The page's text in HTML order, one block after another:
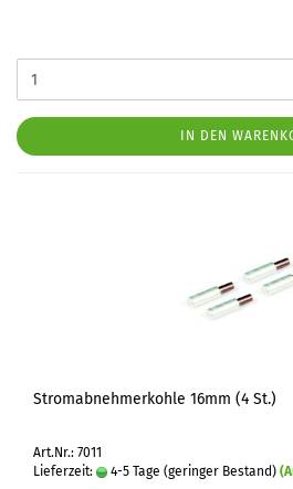
IN DEN
Stromabnehmerkohle 16mm (4 St.)
Art.Nr.: 7011
Lieferzeit:
4-5 Tage (geringer Bestand)